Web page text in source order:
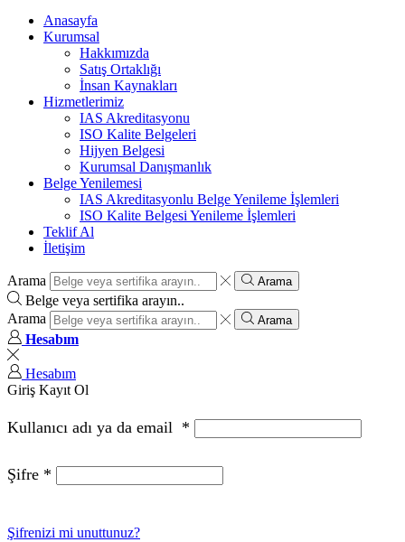
Anasayfa
Kurumsal
Hakkımızda
Satış Ortaklığı
İnsan Kaynakları
Hizmetlerimiz
IAS Akreditasyonu
ISO Kalite Belgeleri
Hijyen Belgesi
Kurumsal Danışmanlık
Belge Yenilemesi
IAS Akreditasyonlu Belge Yenileme İşlemleri
ISO Kalite Belgesi Yenileme İşlemleri
Teklif Al
İletişim
Arama Arama
Belge veya sertifika arayın..
Arama
Arama
Hesabım
Hesabım
Giriş Kayıt Ol
Kullanıcı adı ya da email *
Şifre *
Şifrenizi mi unuttunuz?